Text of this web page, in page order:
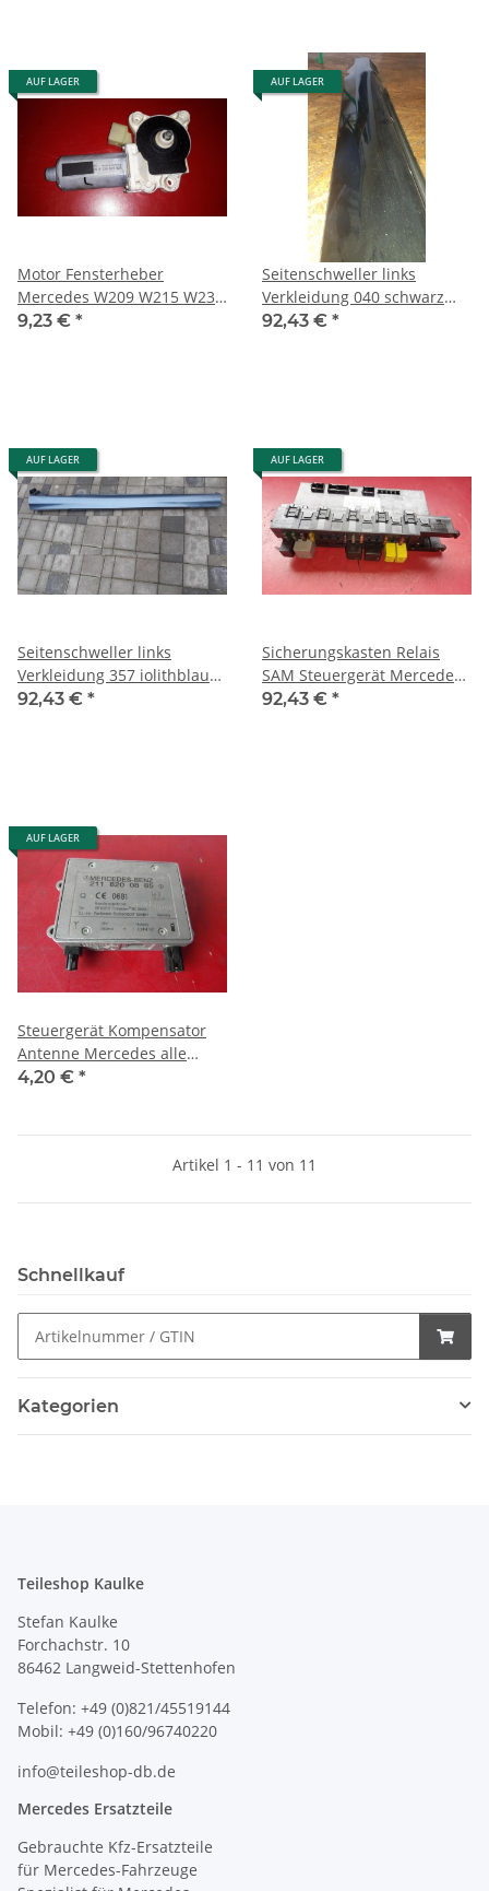
AUF LAGER
Motor Fensterheber
Mercedes W209 W215 W230
W240 W414 2308201042
9,23 € *
AUF LAGER
Seitenschweller links
Verkleidung 040 schwarz
Mercedes W209 CLK
92,43 € *
AUF LAGER
Seitenschweller links
Verkleidung 357 iolithblau
Mercedes W209 CLK
92,43 € *
AUF LAGER
Sicherungskasten Relais
SAM Steuergerät Mercedes
W209 CLK 2095450301
92,43 € *
AUF LAGER
Steuergerät Kompensator
Antenne Mercedes alle
Modelle 2118200885
4,20 € *
Artikel 1 - 11 von 11
Schnellkauf
Kategorien
Teileshop Kaulke
Stefan Kaulke
Forchachstr. 10
86462 Langweid-Stettenhofen
Telefon: +49 (0)821/45519144
Mobil: +49 (0)160/96740220
info@teileshop-db.de
Mercedes Ersatzteile
Gebrauchte Kfz-Ersatzteile
für Mercedes-Fahrzeuge